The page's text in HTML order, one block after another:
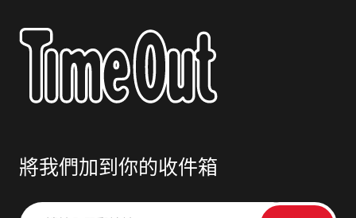
將我們加到你的收件箱
請